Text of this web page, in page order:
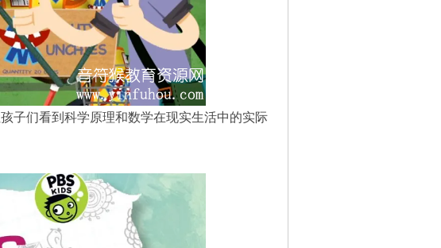
子们看到科学原理和数学在现实生活中的实际